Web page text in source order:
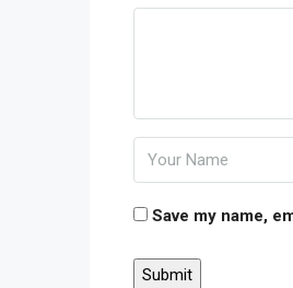
Save my name,